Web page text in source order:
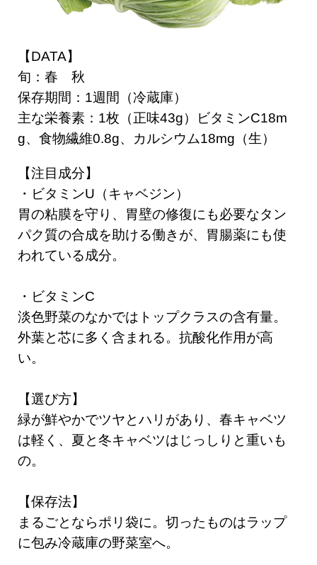
【DATA】
旬：春 秋
保存期間：1週間（冷蔵庫）
主な栄養素：1枚（正味43g）ビタミンC18m
g、食物繊維0.8g、カルシウム18mg（生）
【注目成分】
・ビタミンU（キャベジン）
胃の粘膜を守り、胃壁の修復にも必要なタン
パク質の合成を助ける働きが、胃腸薬にも使
われている成分。
・ビタミンC
淡色野菜のなかではトップクラスの含有量。
外葉と芯に多く含まれる。抗酸化作用が高
い。
【選び方】
緑が鮮やかでツヤとハリがあり、春キャベツ
は軽く、夏と冬キャベツはじっしりと重いも
の。
【保存法】
まるごとならポリ袋に。切ったものはラップ
に包み冷蔵庫の野菜室へ。